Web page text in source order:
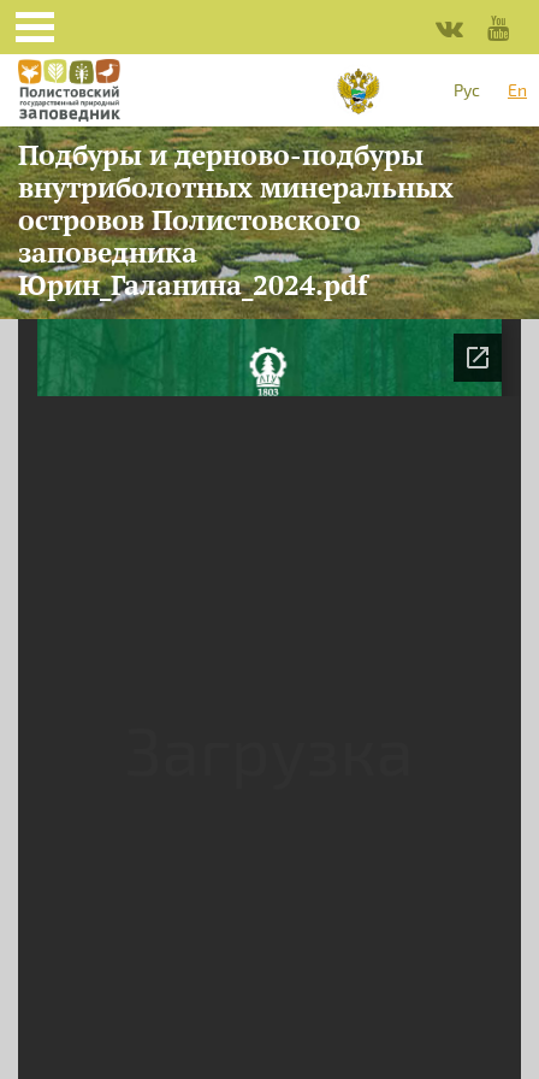
Skip to main content
Рус
En
Подбуры и дерново-подбуры
внутриболотных минеральных
островов Полистовского
заповедника
Юрин_Галанина_2024.pdf